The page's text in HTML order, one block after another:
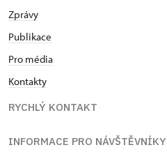
Zprávy
Publikace
Pro média
Kontakty
RYCHLÝ KONTAKT
INFORMACE PRO NÁVŠTĚVNÍKY